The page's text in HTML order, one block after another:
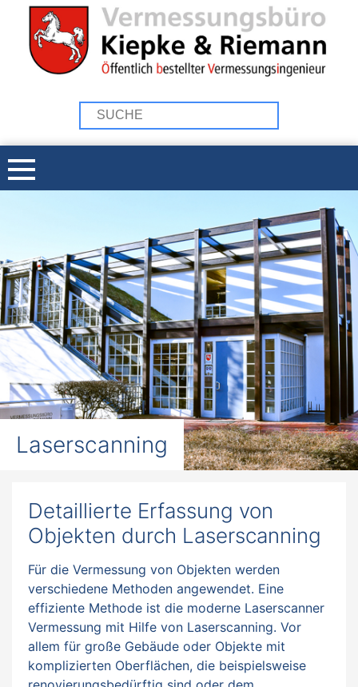
Laserscanning
Detaillierte Erfassung von
Objekten durch Laserscanning
Für die Vermessung von Objekten werden
verschiedene Methoden angewendet. Eine
effiziente Methode ist die moderne Laserscanner
Vermessung mit Hilfe von Laserscanning. Vor
allem für große Gebäude oder Objekte mit
komplizierten Oberflächen, die beispielsweise